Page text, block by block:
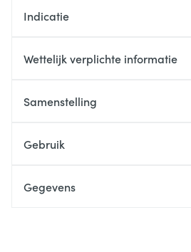
Indicatie
Wettelijk verplichte informatie
Samenstelling
Gebruik
Gegevens